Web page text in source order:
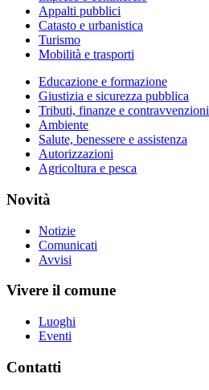
Appalti pubblici
Catasto e urbanistica
Turismo
Mobilità e trasporti
Educazione e formazione
Giustizia e sicurezza pubblica
Tributi, finanze e contravvenzioni
Ambiente
Salute, benessere e assistenza
Autorizzazioni
Agricoltura e pesca
Novità
Notizie
Comunicati
Avvisi
Vivere il comune
Luoghi
Eventi
Contatti